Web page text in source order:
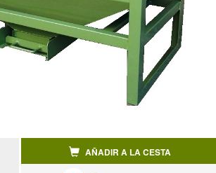
AÑADIR A LA CESTA